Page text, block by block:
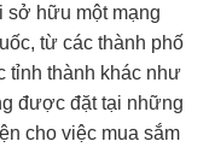
sở hữu một mạng
từ các thành phố
tỉnh thành khác như
được đặt tại những
cho việc mua sắm